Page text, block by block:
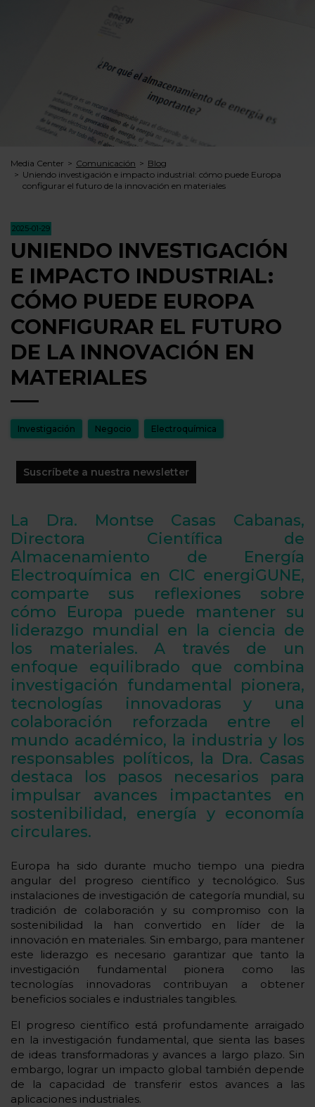
Media Center Comunicación
Blog
Uniendo investigación e impacto industrial: cómo puede Europa
configurar el futuro de la innovación en materiales
2025-01-29
UNIENDO INVESTIGACIÓN
E IMPACTO INDUSTRIAL:
CÓMO PUEDE EUROPA
CONFIGURAR EL FUTURO
DE LA INNOVACIÓN EN
MATERIALES
Investigación Negocio Electroquímica
Suscríbete a nuestra newsletter
La Dra. Montse Casas Cabanas,
Directora Científica de
Almacenamiento de Energía
Electroquímica en CIC energiGUNE,
comparte sus reflexiones sobre
cómo Europa puede mantener su
liderazgo mundial en la ciencia de
los materiales. A través de un
enfoque equilibrado que combina
investigación fundamental pionera,
tecnologías innovadoras y una
colaboración reforzada entre el
mundo académico, la industria y los
responsables políticos, la Dra. Casas
destaca los pasos necesarios para
impulsar avances impactantes en
sostenibilidad, energía y economía
circulares.
Europa ha sido durante mucho tiempo una piedra
angular del progreso científico y tecnológico. Sus
instalaciones de investigación de categoría mundial, su
tradición de colaboración y su compromiso con la
sostenibilidad la han convertido en líder de la
innovación en materiales. Sin embargo, para mantener
este liderazgo es necesario garantizar que tanto la
investigación fundamental pionera como las
tecnologías innovadoras contribuyan a obtener
beneficios sociales e industriales tangibles.
El progreso científico está profundamente arraigado
en la investigación fundamental, que sienta las bases
de ideas transformadoras y avances a largo plazo. Sin
embargo, lograr un impacto global también depende
de la capacidad de transferir estos avances a las
aplicaciones industriales.